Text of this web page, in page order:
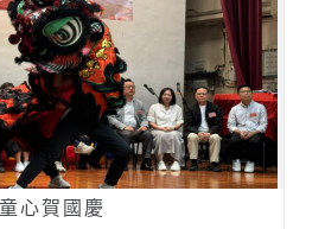
心賀國慶